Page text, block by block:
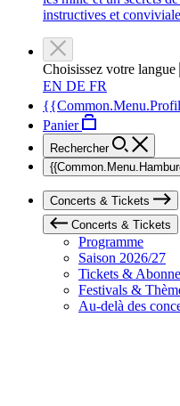
instructives et
Choisissez votre langue
EN DE FR
Panier
Rechercher
Concerts & Tickets
Concerts & Tickets
Programme
Saison 2026/27
Tickets &
Festivals &
Au-delà des